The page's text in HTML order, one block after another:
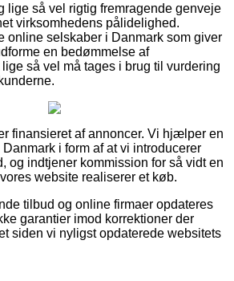
lige så vel rigtig fremragende genveje
virksomhedens pålidelighed.
online selskaber i Danmark som giver
en bedømmelse af
så vel må tages i brug til vurdering
finansieret af annoncer. Vi hjælper en
i form af at vi introducerer
og indtjener kommission for så vidt en
website realiserer et køb.
tilbud og online firmaer opdateres
garantier imod korrektioner der
siden vi nyligst opdaterede websitets